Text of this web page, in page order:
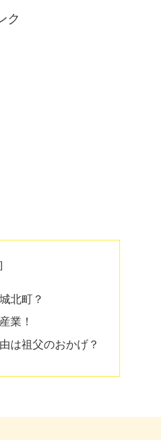
ク
北町？
業！
は祖父のおかげ？